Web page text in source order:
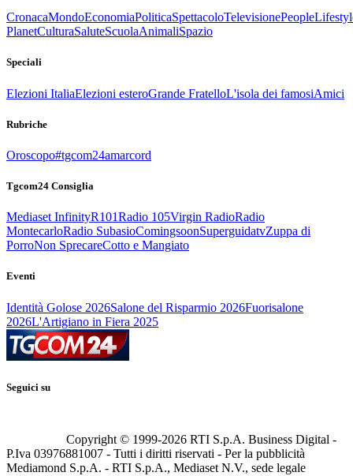
CronacaMondoEconomiaPoliticaSpettacoloTelevisionePeople
PlanetCulturaSaluteScuolaAnimaliSpazio
Speciali
Elezioni ItaliaElezioni esteroGrande FratelloL'isola dei famosiAmici
Rubriche
Oroscopo#tgcom24amarcord
Tgcom24 Consiglia
Mediaset InfinityR101Radio 105Virgin RadioRadio
MontecarloRadio SubasioComingsoonSuperguidatvZuppa di
PorroNon SprecareCotto e Mangiato
Eventi
Identità Golose 2026Salone del Risparmio 2026Fuorisalone
2026L'Artigiano in Fiera 2025
Seguici su
Copyright © 1999-2026 RTI S.p.A. Business Digital -
P.Iva 03976881007 - Tutti i diritti riservati - Per la pubblicità
Mediamond S.p.A. - RTI S.p.A., Mediaset N.V., sede legale